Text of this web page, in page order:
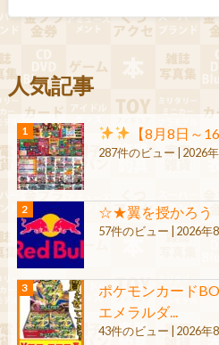
人気記事
【8月8日～
287件のビュー 2026
☆★翼を授かろ
57件のビュー 2026年
ポケモンカード
エメラルダ...
43件のビュー 2026年